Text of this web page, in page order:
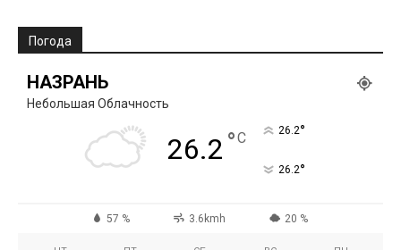
Погода
НАЗРАНЬ
Небольшая Облачность
26.2 °C 26.2°
26.2°
57 % 3.6kmh 20 %